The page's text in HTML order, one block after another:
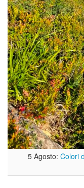
5 Agosto: Colori